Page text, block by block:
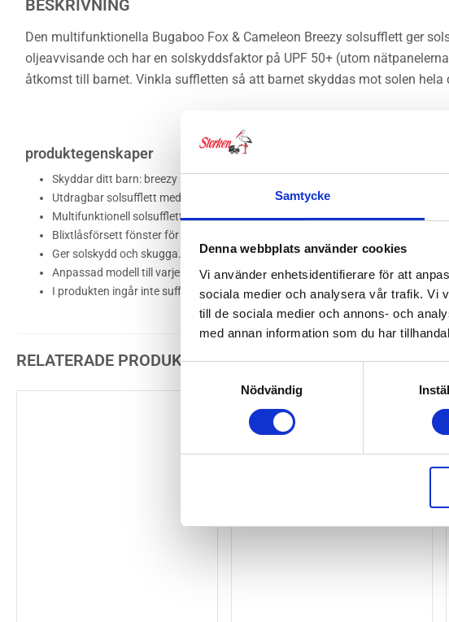
Samtycke
Denna webbplats använder cookies
Vi använder enhetsidentifierare för att
sociala medier och analysera vår trafik. Vi
till de sociala medier och annons- och
med annan information som du har
Samtyckesval
Nödvändig
BESKRIVNING
Den multifunktionella Bugaboo Fox & Cameleon Breezy solsufflett ger
oljeavvisande och har en solskyddsfaktor på UPF 50+ (utom
åtkomst till barnet. Vinkla suffletten så att barnet skyddas mot solen
produktegenskaper
Skyddar ditt barn: breezy solsufflett har en solskyddsfaktor på UPF 50+ och
Utdragbar solsufflett med blixtlås ger extra täckning och ventilation.
Multifunktionell solsufflett: skyddar mot sol och insekter från topp till tå.
Blixtlåsförsett fönster för extra ventilering och enkel åtkomst till barnet
Ger solskydd och skugga.
Anpassad modell till varje vagn.
I produkten ingår inte sufflettbågar och klämmor.
RELATERADE PRODUKTER